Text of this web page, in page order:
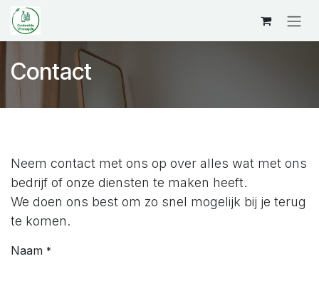
Overslaan naar inhoud
Contact
Neem contact met ons op over alles wat met ons
bedrijf of onze diensten te maken heeft.
We doen ons best om zo snel mogelijk bij je terug
te komen.
Naam *